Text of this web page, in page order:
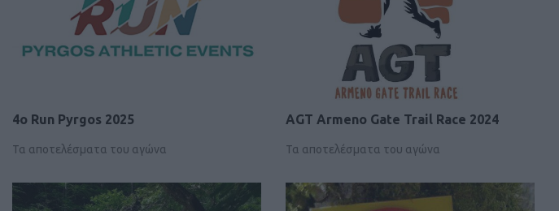
4ο Run Pyrgos 2025
Τα αποτελέσματα του αγώνα
AGT Armeno Gate Trail Race 2024
Τα αποτελέσματα του αγώνα